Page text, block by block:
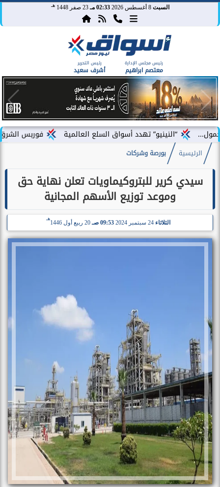
السبت 8 أغسطس 2026 02:33 مـ 23 صفر 1448 هـ
رئيس مجلس الإدارة
معتصم ابراهيم
رئيس التحرير
أشرف سعيد
فوربس الشرق الأوسط “النينيو” تهدد أسواق السلع العالمية
الرئيسية بورصة وشركات
سيدي كرير للبتروكيماويات تعلن نهاية حق
وموعد توزيع الأسهم المجانية
الثلاثاء 24 سبتمبر 2024 09:53 صـ 20 ربيع أول 1446
هـ